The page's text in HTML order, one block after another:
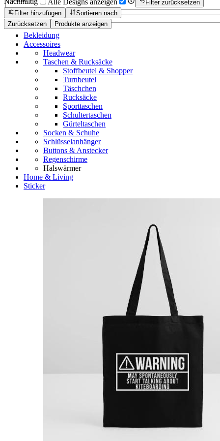
Zurücksetzen Produkte anzeigen
Filter zurücksetzen
Filter hinzufügen
Sortieren nach
Bekleidung
Accessoires
Headwear
Taschen & Rucksäcke
Stoffbeutel & Shopper
Turnbeutel
Täschchen
Rucksäcke
Sporttaschen
Schultertaschen
Gürteltaschen
Socken & Schuhe
Schlüsselanhänger
Buttons & Anstecker
Regenschirme
Halswärmer
Home & Living
Sticker